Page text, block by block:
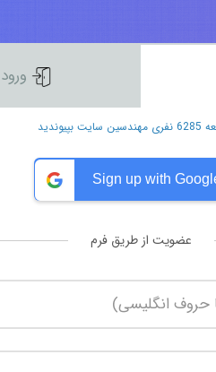
Sign up with
عضویت از طریق فرم